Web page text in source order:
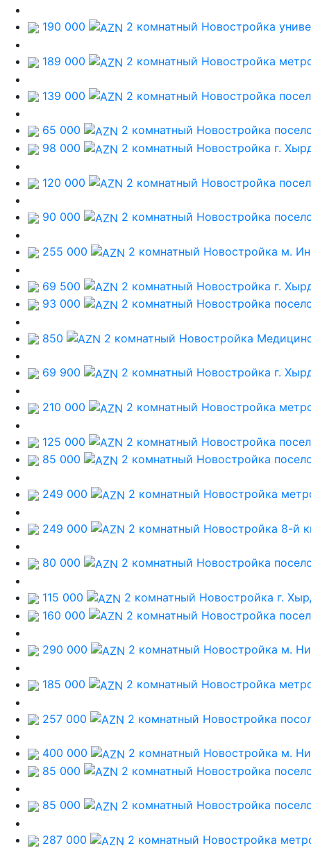
190 000 2 комнатный Новостройка
189 000 2 комнатный Новостройка
139 000 2 комнатный Новостройка
65 000 2 комнатный Новостройка
98 000
2 комнатный Новостройка г.
120 000 2 комнатный Новостройка
90 000 2 комнатный Новостройка
255 000 2 комнатный Новостройка м.
69 500 2 комнатный Новостройка г.
93 000
2 комнатный Новостройка
850 2 комнатный Новостройка
69 900 2 комнатный Новостройка г.
210 000 2 комнатный Новостройка
125 000 2 комнатный Новостройка
85 000
2 комнатный Новостройка
249 000 2 комнатный Новостройка
249 000 2 комнатный Новостройка 8-й
80 000 2 комнатный Новостройка
115 000 2 комнатный Новостройка г.
160 000
2 комнатный Новостройка
290 000 2 комнатный Новостройка м.
185 000 2 комнатный Новостройка
257 000 2 комнатный Новостройка
400 000 2 комнатный Новостройка м.
85 000
2 комнатный Новостройка
85 000 2 комнатный Новостройка
287 000 2 комнатный Новостройка